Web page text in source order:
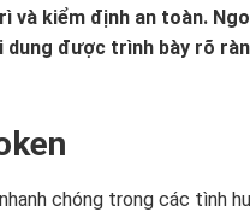
kiểm định an toàn.
dung được trình bày rõ
chóng trong các tình